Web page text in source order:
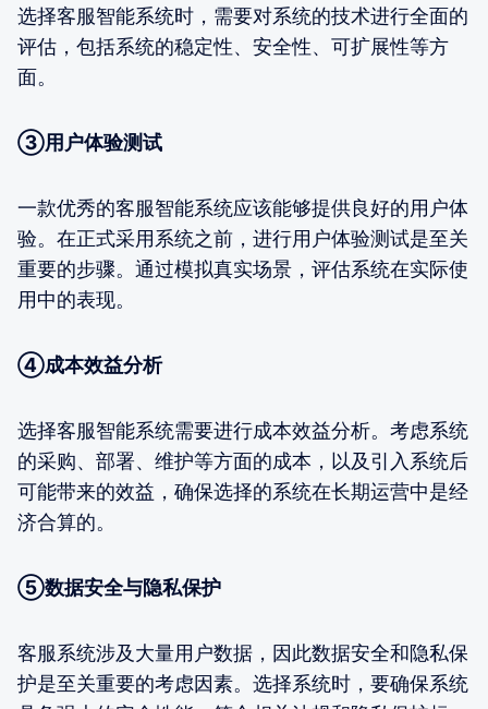
选择客服智能系统时，需要对系统的技术进行全面的
评估，包括系统的稳定性、安全性、可扩展性等方
面。
③用户体验测试
一款优秀的客服智能系统应该能够提供良好的用户体
验。在正式采用系统之前，进行用户体验测试是至关
重要的步骤。通过模拟真实场景，评估系统在实际使
用中的表现。
④成本效益分析
选择客服智能系统需要进行成本效益分析。考虑系统
的采购、部署、维护等方面的成本，以及引入系统后
可能带来的效益，确保选择的系统在长期运营中是经
济合算的。
⑤数据安全与隐私保护
客服系统涉及大量用户数据，因此数据安全和隐私保
护是至关重要的考虑因素。选择系统时，要确保系统